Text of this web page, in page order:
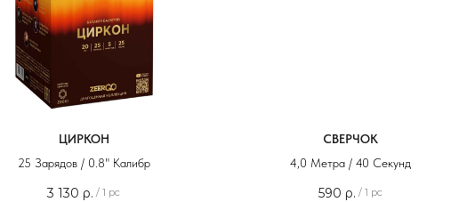
ЦИРКОН
25 Зарядов / 0.8" Калибр
3 130 р. / 1 pc
СВЕРЧОК
4,0 Метра / 40 Секунд
590 р. / 1 pc
свечи
шары
огни